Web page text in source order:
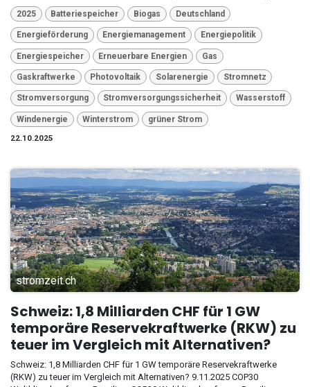
2025 Batteriespeicher Biogas Deutschland
Energieförderung Energiemanagement Energiepolitik
Energiespeicher Erneuerbare Energien Gas
Gaskraftwerke Photovoltaik Solarenergie Stromnetz
Stromversorgung Stromversorgungssicherheit Wasserstoff
Windenergie Winterstrom
grüner Strom
22.10.2025
stromzeit.ch
Schweiz: 1,8 Milliarden CHF für 1 GW
temporäre Reservekraftwerke (RKW) zu
teuer im Vergleich mit Alternativen?
Schweiz: 1,8 Milliarden CHF für 1 GW temporäre Reservekraftwerke
(RKW) zu teuer im Vergleich mit Alternativen? 9.11.2025 COP30